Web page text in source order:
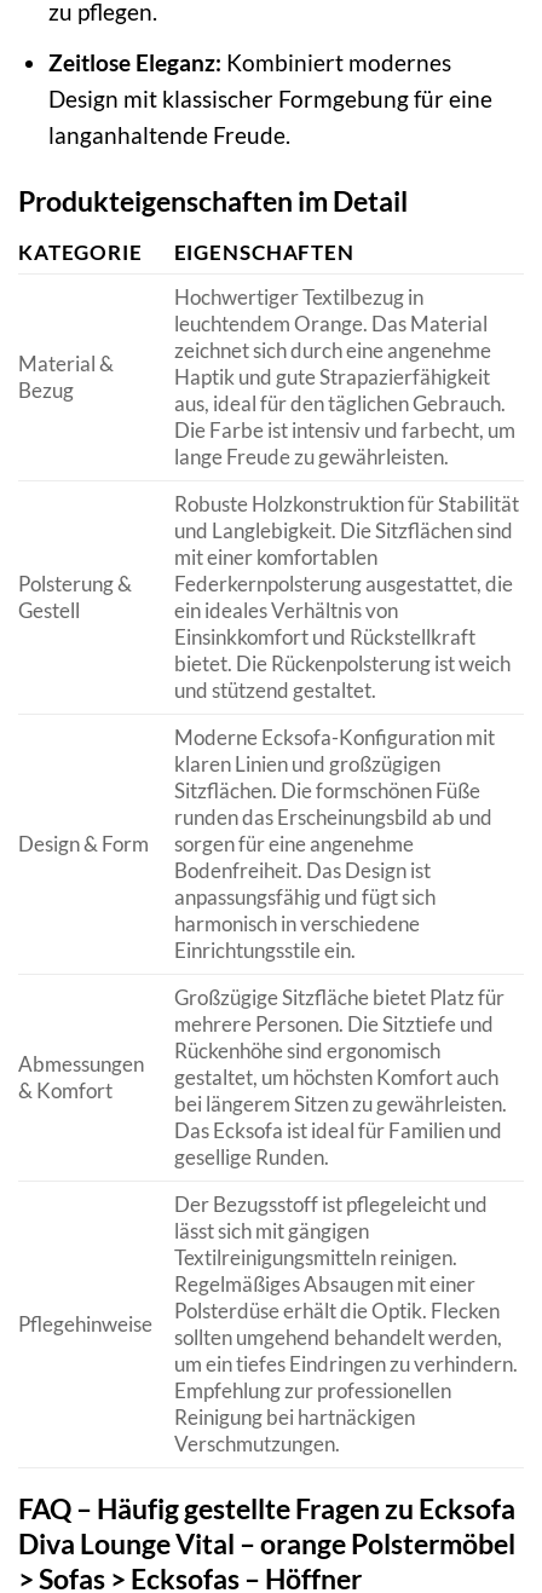
zu pflegen.
Zeitlose Eleganz: Kombiniert modernes
Design mit klassischer Formgebung für eine
langanhaltende Freude.
Produkteigenschaften im Detail
KATEGORIE EIGENSCHAFTEN
Material &
Bezug
Hochwertiger Textilbezug in
leuchtendem Orange. Das Material
zeichnet sich durch eine angenehme
Haptik und gute Strapazierfähigkeit
aus, ideal für den täglichen Gebrauch.
Die Farbe ist intensiv und farbecht, um
lange Freude zu gewährleisten.
Polsterung &
Gestell
Robuste Holzkonstruktion für Stabilität
und Langlebigkeit. Die Sitzflächen sind
mit einer komfortablen
Federkernpolsterung ausgestattet, die
ein ideales Verhältnis von
Einsinkkomfort und Rückstellkraft
bietet. Die Rückenpolsterung ist weich
und stützend gestaltet.
Design & Form
Moderne Ecksofa-Konfiguration mit
klaren Linien und großzügigen
Sitzflächen. Die formschönen Füße
runden das Erscheinungsbild ab und
sorgen für eine angenehme
Bodenfreiheit. Das Design ist
anpassungsfähig und fügt sich
harmonisch in verschiedene
Einrichtungsstile ein.
Abmessungen
& Komfort
Großzügige Sitzfläche bietet Platz für
mehrere Personen. Die Sitztiefe und
Rückenhöhe sind ergonomisch
gestaltet, um höchsten Komfort auch
bei längerem Sitzen zu gewährleisten.
Das Ecksofa ist ideal für Familien und
gesellige Runden.
Pflegehinweise
Der Bezugsstoff ist pflegeleicht und
lässt sich mit gängigen
Textilreinigungsmitteln reinigen.
Regelmäßiges Absaugen mit einer
Polsterdüse erhält die Optik. Flecken
sollten umgehend behandelt werden,
um ein tiefes Eindringen zu verhindern.
Empfehlung zur professionellen
Reinigung bei hartnäckigen
Verschmutzungen.
FAQ – Häufig gestellte Fragen zu Ecksofa
Diva Lounge Vital – orange Polstermöbel
> Sofas > Ecksofas – Höffner